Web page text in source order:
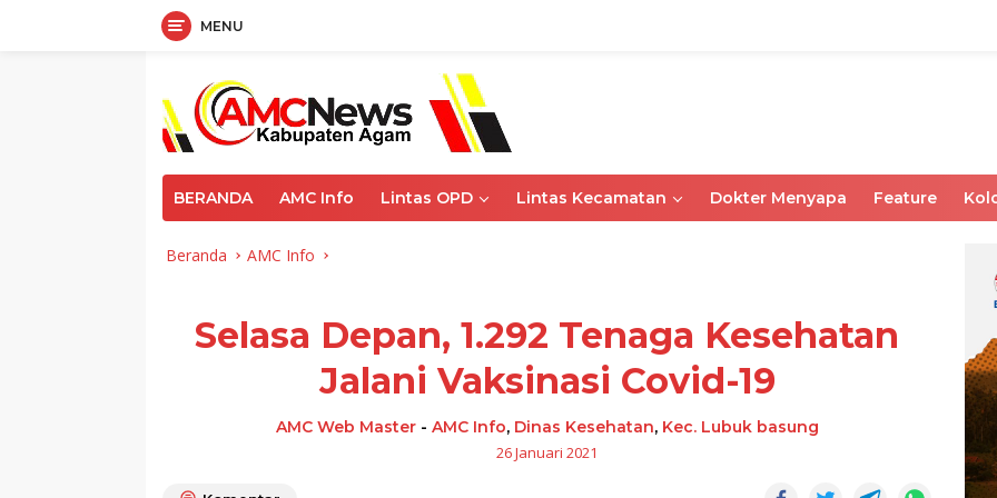
MENU
BERANDA AMC Info Lintas OPD Lintas Kecamatan Dokter Menyapa Feature
Beranda AMC Info
Selasa Depan, 1.292 Tenaga Kesehatan
Jalani Vaksinasi Covid-19
AMC Web Master- AMC Info, Dinas Kesehatan, Kec. Lubuk basung
26 Januari 2021